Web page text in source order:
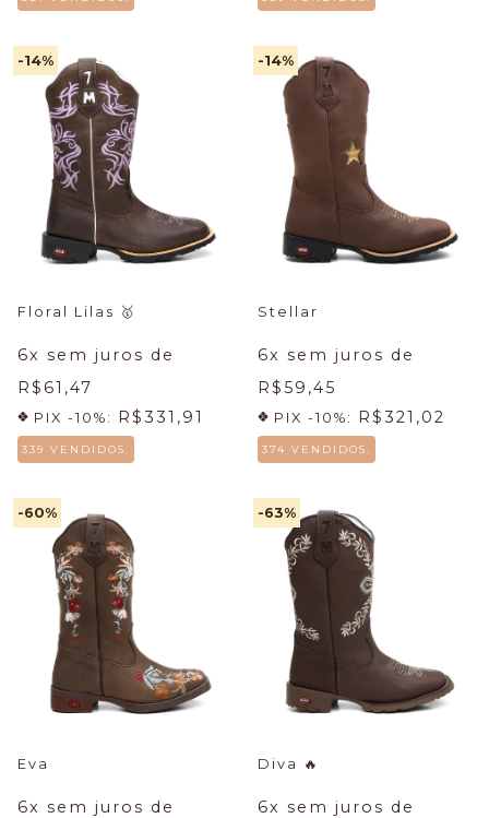
-14%
Floral Lilas 🥇
6x sem juros de
R$61,47
PIX -10%: R$331,91
339 VENDIDOS.
-14%
Stellar
6x sem juros de
R$59,45
PIX -10%: R$321,02
374 VENDIDOS.
-60%
Eva
6x sem juros de
-63%
Diva 🔥
6x sem juros de